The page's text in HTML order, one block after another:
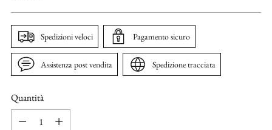
Spedizioni veloci Pagamento sicuro
Assistenza post vendita Spedizione tracciata
Quantità
Quantità